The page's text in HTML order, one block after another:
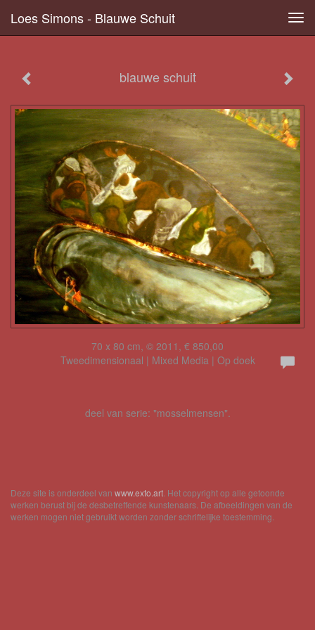
Loes Simons - Blauwe Schuit
blauwe schuit
70 x 80 cm, © 2011, € 850,00
Tweedimensionaal | Mixed Media | Op doek
deel van serie: "mosselmensen".
Deze site is onderdeel van www.exto.art . Het copyright op alle getoonde
werken berust bij de desbetreffende kunstenaars. De afbeeldingen van de
werken mogen niet gebruikt worden zonder schriftelijke toestemming.